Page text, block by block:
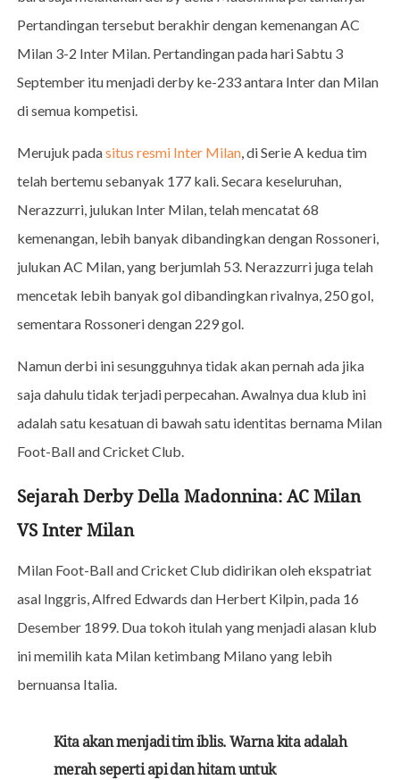
Pertandingan tersebut berakhir dengan kemenangan AC
Milan 3-2 Inter Milan. Pertandingan pada hari Sabtu 3
September itu menjadi derby ke-233 antara Inter dan Milan
di semua kompetisi.
Merujuk padasitus resmi Inter Milan, di Serie A kedua tim
telah bertemu sebanyak 177 kali. Secara keseluruhan,
Nerazzurri, julukan Inter Milan, telah mencatat 68
kemenangan, lebih banyak dibandingkan dengan Rossoneri,
julukan AC Milan, yang berjumlah 53. Nerazzurri juga telah
mencetak lebih banyak gol dibandingkan rivalnya, 250 gol,
sementara Rossoneri dengan 229 gol.
Namun derbi ini sesungguhnya tidak akan pernah ada jika
saja dahulu tidak terjadi perpecahan. Awalnya dua klub ini
adalah satu kesatuan di bawah satu identitas bernama Milan
Foot-Ball and Cricket Club.
Sejarah Derby Della Madonnina: AC Milan
VS Inter Milan
Milan Foot-Ball and Cricket Club didirikan oleh ekspatriat
asal Inggris, Alfred Edwards dan Herbert Kilpin, pada 16
Desember 1899. Dua tokoh itulah yang menjadi alasan klub
ini memilih kata Milan ketimbang Milano yang lebih
bernuansa Italia.
Kita akan menjadi tim iblis. Warna kita adalah
merah seperti api dan hitam untuk